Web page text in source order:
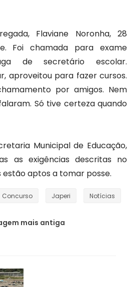
Flaviane Noronha, 28
Foi chamada para exame
de secretário escolar.
aproveitou para fazer cursos.
por amigos. Nem
Só tive certeza quando
Municipal de Educação,
as exigências descritas no
estão aptos a tomar posse.
Concurso Japeri Notícias
mais antiga